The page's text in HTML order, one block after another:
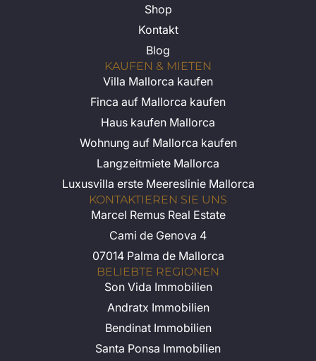
Shop
Kontakt
Blog
KAUFEN & MIETEN
Villa Mallorca kaufen
Finca auf Mallorca kaufen
Haus kaufen Mallorca
Wohnung auf Mallorca kaufen
Langzeitmiete Mallorca
Luxusvilla erste Meereslinie Mallorca
KONTAKTIEREN SIE UNS
Marcel Remus Real Estate
Cami de Genova 4
07014 Palma de Mallorca
BELIEBTE REGIONEN
Son Vida Immobilien
Andratx Immobilien
Bendinat Immobilien
Santa Ponsa Immobilien